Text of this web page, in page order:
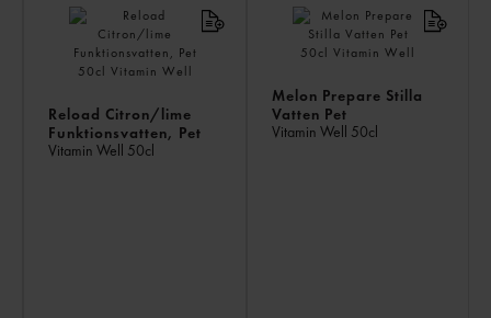
Reload Citron/lime
Funktionsvatten, Pet
Vitamin Well 50cl
Melon Prepare Stilla
Vatten Pet
Vitamin Well 50cl